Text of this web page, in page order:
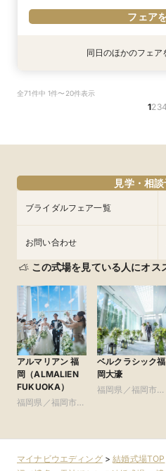
フェア
特典あり
9/3
ライン相談会♪
フェア
特典あり
9/3
談×次回試食付
フェア
衣装試着 特典あり
9/3
限定前撮り特典付
フェア
特典あり
9/3
定特典付相談会
フェア
衣装試着 特典あり
9/3
×特製スイーツ
フェア
同日のほかのフェア
全71件中 1件〜20件表示
1234
見学・相
ブライダルフェア一覧
お問い合わせ
この式場を見ている人にオス
アルマリアン 福
岡（ALMALIEN
FUKUOKA）
福岡県／福岡市・
ベルクラシック福
岡大濠
福岡県／福岡市・
マイナビウエディング>結婚式場TOP